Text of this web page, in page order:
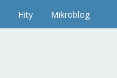
Hity Mikroblog